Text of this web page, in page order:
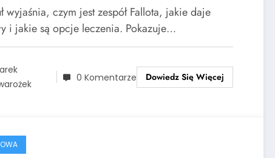
wyjaśnia, czym jest zespół Fallota, jakie daje
i jakie są opcje leczenia. Pokazuje…
0 Komentarze Dowiedz Się Więcej